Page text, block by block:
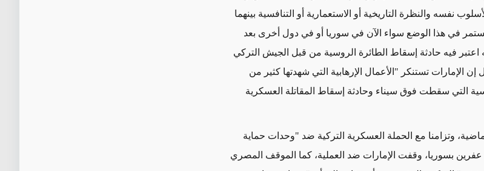
نفسه والنظرة التاريخية أو الاستعمارية أو التنافسية بينهما
في هذا الوضع سواء الآن في سوريا أو في دول أخرى بعد
فيه حادثة إسقاط الطائرة الروسية من قبل الجيش التركي
إن الإمارات تستنكر "الأعمال الإرهابية التي شهدتها كثير من
التي سقطت فوق سيناء وحادثة إسقاط المقاتلة العسكرية
وتزامنا مع الحملة العسكرية التركية ضد "وحدات حماية
بسوريا، وقفت الإمارات ضد العملية، كما الموقف المصري